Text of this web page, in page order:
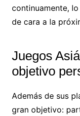
continuamente,
de cara a la
Juegos
objetivo
Además de sus
gran objetivo: